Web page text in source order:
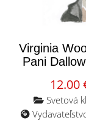
Virginia
Pani
12.00
Svetová